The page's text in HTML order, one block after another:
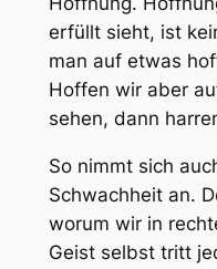
erfüllt sieht, ist
man auf etwas
Hoffen wir aber
sehen, dann
So nimmt sich
Schwachheit an.
worum wir in
Geist selbst tritt